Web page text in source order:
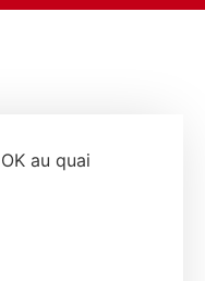
au quai